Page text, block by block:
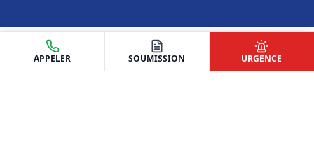
APPELER SOUMISSION URGENCE